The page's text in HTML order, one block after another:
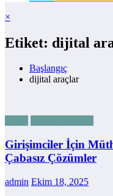
×
Etiket: dijital
Başlangıç
dijital araçlar
Girişimciler İçin
Çabasız Çözümler
admin Ekim 18, 2025